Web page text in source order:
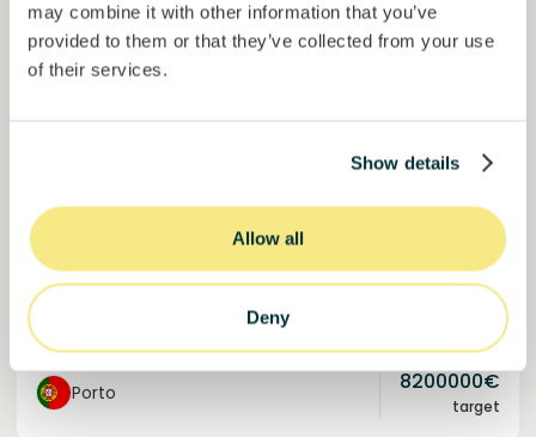
may combine it with other information that you’ve
provided to them or that they’ve collected from your use
of their services.
Show details
Allow all
Deny
Energía sostenible
96
Financiado. Únete a la lista de espera. del objetivo
Porto 8200000€
target